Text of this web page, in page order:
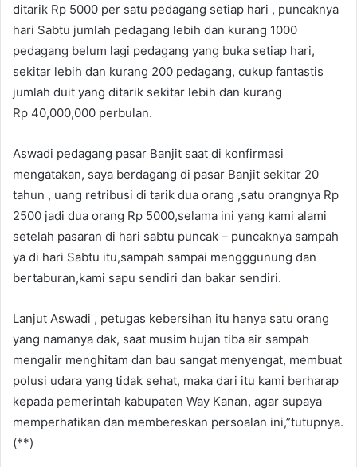
ditarik Rp 5000 per satu pedagang setiap hari , puncaknya
hari Sabtu jumlah pedagang lebih dan kurang 1000
pedagang belum lagi pedagang yang buka setiap hari,
sekitar lebih dan kurang 200 pedagang, cukup fantastis
jumlah duit yang ditarik sekitar lebih dan kurang
Rp 40,000,000 perbulan.
Aswadi pedagang pasar Banjit saat di konfirmasi
mengatakan, saya berdagang di pasar Banjit sekitar 20
tahun , uang retribusi di tarik dua orang ,satu orangnya Rp
2500 jadi dua orang Rp 5000,selama ini yang kami alami
setelah pasaran di hari sabtu puncak – puncaknya sampah
ya di hari Sabtu itu,sampah sampai mengggunung dan
bertaburan,kami sapu sendiri dan bakar sendiri.
Lanjut Aswadi , petugas kebersihan itu hanya satu orang
yang namanya dak, saat musim hujan tiba air sampah
mengalir menghitam dan bau sangat menyengat, membuat
polusi udara yang tidak sehat, maka dari itu kami berharap
kepada pemerintah kabupaten Way Kanan, agar supaya
memperhatikan dan membereskan persoalan ini,”tutupnya.
(**)